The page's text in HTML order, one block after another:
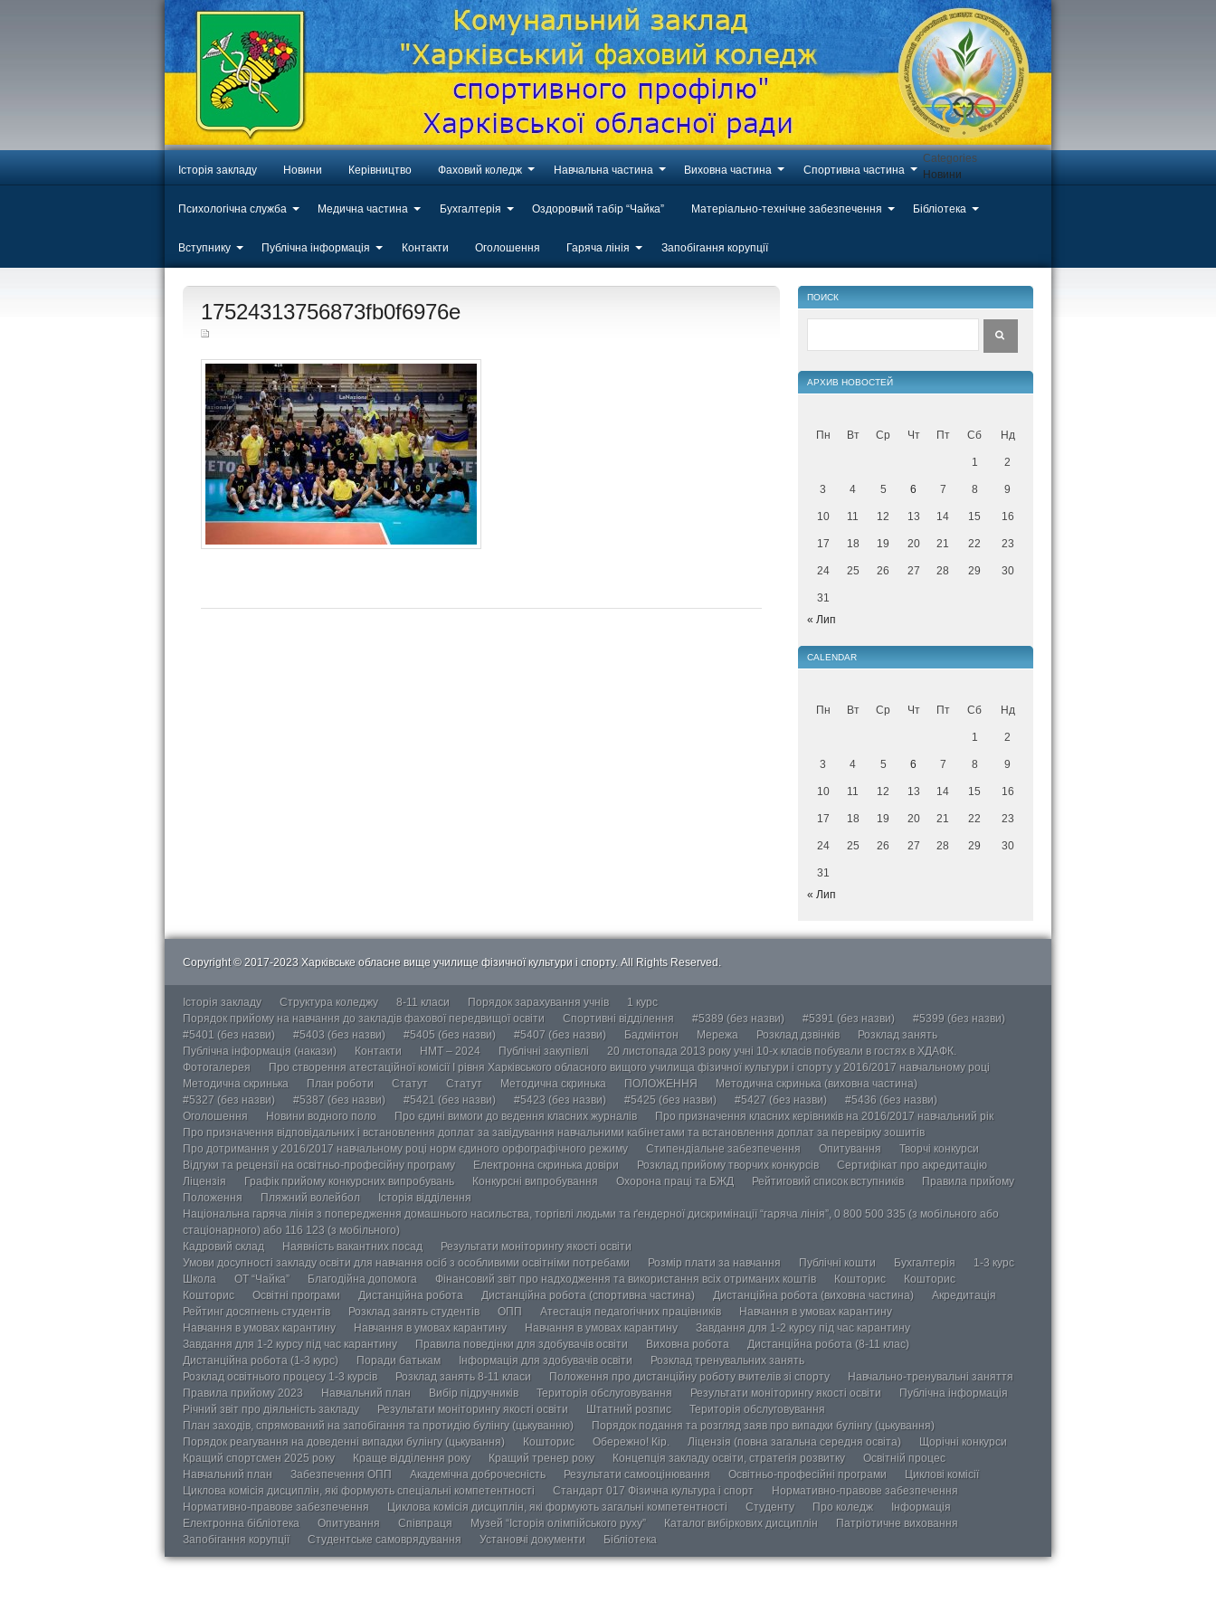
Історія закладу Новини Керівництво Фаховий коледж Навчальна частина Виховна частина Спортивна частина
Психологічна служба Медична частина Бухгалтерія Оздоровчий табір “Чайка” Матеріально-технічне забезпечення Бібліотека
Вступнику Публічна інформація Контакти Оголошення Гаряча лінія Запобігання корупції
Categories
Новини
20
17524313756873fb0f6976e
ПОИСК
АРХИВ НОВОСТЕЙ
Пн Вт Ср Чт Пт Сб Нд
1 2
3 4 5 6 7 8 9
10 11 12 13 14 15 16
17 18 19 20 21 22 23
24 25 26 27 28 29 30
31
« Лип
CALENDAR
Пн Вт Ср Чт Пт Сб Нд
1 2
3 4 5 6 7 8 9
10 11 12 13 14 15 16
17 18 19 20 21 22 23
24 25 26 27 28 29 30
31
« Лип
Copyright © 2017-2023 Харківське обласне вище училище фізичної культури і спорту. All Rights Reserved.
Історія закладу Структура коледжу 8-11 класи Порядок зарахування учнів
1 курс
Порядок прийому на навчання до закладів фахової передвищої освіти
Спортивні відділення #5389 (без назви) #5391 (без назви)
#5399 (без назви)
#5401 (без назви)
#5403 (без назви) #5405 (без назви) #5407 (без назви) Бадмінтон Мережа Розклад дзвінків
Розклад занять
Публічна інформація (накази)
Контакти НМТ – 2024 Публічні закупівлі
20 листопада 2013 року учні 10-х класів побували в гостях в ХДАФК.
Фотогалерея
Про створення атестаційної комісії І рівня Харківського обласного вищого училища фізичної культури і спорту у 2016/2017 навчальному році
Методична скринька
План роботи Статут Статут Методична скринька ПОЛОЖЕННЯ
Методична скринька (виховна частина)
#5327 (без назви)
#5387 (без назви) #5421 (без назви) #5423 (без назви) #5425 (без назви) #5427 (без назви)
#5436 (без назви)
Оголошення
Новини водного поло Про єдині вимоги до ведення класних журналів
Про призначення класних керівників на 2016/2017 навчальний рік
Про призначення відповідальних і встановлення доплат за завідування навчальними кабінетами та встановлення доплат за перевірку зошитів
Про дотримання у 2016/2017 навчальному році норм єдиного орфографічного режиму
Стипендіальне забезпечення Опитування
Творчі конкурси
Відгуки та рецензії на освітньо-професійну програму
Електронна скринька довіри Розклад прийому творчих конкурсів
Сертифікат про акредитацію
Ліцензія
Графік прийому конкурсних випробувань Конкурсні випробування Охорона праці та БЖД Рейтиговий список вступників
Правила прийому
Положення
Пляжний волейбол
Історія відділення
Національна гаряча лінія з попередження домашнього насильства, торгівлі людьми та ґендерної дискримінації “гаряча лінія”, 0 800 500 335 (з мобільного або
стаціонарного) або 116 123 (з мобільного)
Кадровий склад
Наявність вакантних посад
Результати моніторингу якості освіти
Умови досупності закладу освіти для навчання осіб з особливими освітніми потребами
Розмір плати за навчання Публічні кошти Бухгалтерія
1-3 курс
Школа
ОТ “Чайка” Благодійна допомога Фінансовий звіт про надходження та використання всіх отриманих коштів Кошторис
Кошторис
Кошторис
Освітні програми Дистанційна робота Дистанційна робота (спортивна частина) Дистанційна робота (виховна частина)
Акредитація
Рейтинг досягнень студентів
Розклад занять студентів ОПП Атестація педагогічних працівників
Навчання в умовах карантину
Навчання в умовах карантину
Навчання в умовах карантину Навчання в умовах карантину
Завдання для 1-2 курсу під час карантину
Завдання для 1-2 курсу під час карантину
Правила поведінки для здобувачів освіти Виховна робота
Дистанційна робота (8-11 клас)
Дистанційна робота (1-3 курс)
Поради батькам Інформація для здобувачів освіти
Розклад тренувальних занять
Розклад освітнього процесу 1-3 курсів
Розклад занять 8-11 класи Положення про дистанційну роботу вчителів зі спорту
Навчально-тренувальні заняття
Правила прийому 2023
Навчальний план Вибір підручників Територія обслуговування Результати моніторингу якості освіти
Публічна інформація
Річний звіт про діяльність закладу
Результати моніторингу якості освіти Штатний розпис
Територія обслуговування
План заходів, спрямований на запобігання та протидію булінгу (цькуванню)
Порядок подання та розгляд заяв про випадки булінгу (цькування)
Порядок реагування на доведенні випадки булінгу (цькування)
Кошторис Обережно! Кір. Ліцензія (повна загальна середня освіта)
Щорічні конкурси
Кращий спортсмен 2025 року
Краще відділення року Кращий тренер року Концепція закладу освіти, стратегія розвитку
Освітній процес
Навчальний план
Забезпечення ОПП Академічна доброчесність Результати самооцінювання Освітньо-професійні програми
Циклові комісії
Циклова комісія дисциплін, які формують спеціальні компетентності
Стандарт 017 Фізична культура і спорт
Нормативно-правове забезпечення
Нормативно-правове забезпечення
Циклова комісія дисциплін, які формують загальні компетентності Студенту Про коледж
Інформація
Електронна бібліотека
Опитування Співпраця Музей “Історія олімпійського руху” Каталог вибіркових дисциплін
Патріотичне виховання
Запобігання корупції
Студентське самоврядування Установчі документи Бібліотека